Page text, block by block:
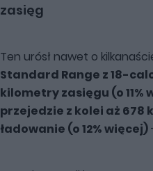
zasięg
Ten urósł nawet o
Standard Range z 18-
kilometry zasięgu (o 11%
przejedzie z kolei aż
ładowanie (o 12% więcej)